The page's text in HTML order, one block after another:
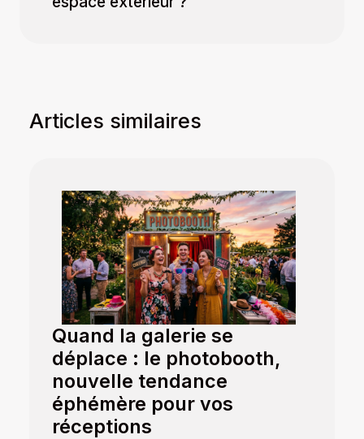
Articles similaires
Quand la galerie se
déplace : le photobooth,
nouvelle tendance
éphémère pour vos
réceptions